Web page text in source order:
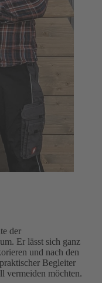
der
Er lässt sich ganz
und nach den
Begleiter
vermeiden möchten.